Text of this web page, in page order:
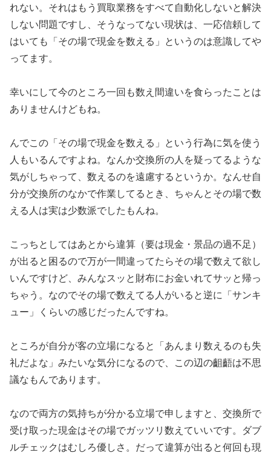
れない。それはもう買取業務をすべて自動化しないと解決
しない問題ですし、 そうなってない現状は、一応信頼して
はいても「その場で現金を数 える」というのは意識してや
ってます。
幸いにして今のところ一回も数え間違いを食らったことは
ありませんけどもね。
んでこの「その場で現金を数える」という行為に気を使う
人もいる んですよね。なんか交換所の人を疑ってるような
気がしちゃって、 数えるのを遠慮するというか。なんせ自
分が交換所のなかで作業してるとき、ちゃんとその場で数
える人は実は少数派でしたもんね。
こっちとしてはあとから違算（要は現金・景品の過不足）
が出ると 困るので万が一間違ってたらその場で数えて欲し
いんですけど、 みんなスッと財布にお金いれてサッと帰っ
ちゃう。なのでその場で数えてる人がいると逆に「サンキ
ュー」くらいの感じだったんですね。
ところが自分が客の立場になると「あんまり数えるのも失
礼だよな 」みたいな気分になるので、この辺の齟齬は不思
議なもんでありま す。
なので両方の気持ちが分かる立場で申しますと、交換所で
受け取った現金はその場でガッツリ数えていいです。ダブ
ルチェックはむしろ優しさ。だって違算が出ると何回も現